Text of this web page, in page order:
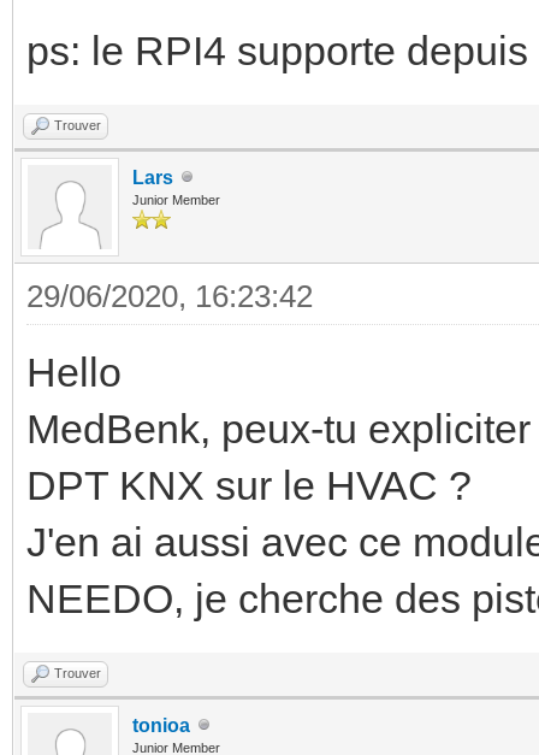
ps: le RPI4 supporte
Trouver
Lars
Junior Member
29/06/2020, 16:23:42
Hello
MedBenk, peux-tu
DPT KNX sur le HVAC ?
J'en ai aussi avec ce
NEEDO, je cherche des
Trouver
tonioa
Junior Member